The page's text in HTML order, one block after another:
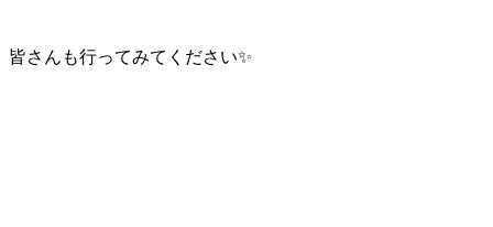
皆さんも行ってみてください✨